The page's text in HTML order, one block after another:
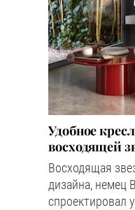
Удобное
восходящей
Восходящая
дизайна, немец
спроектировал